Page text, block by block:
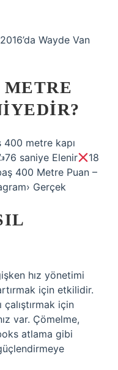
Wayde Van
400 metre kapı
76 saniye Elenir
18
400 Metre Puan –
Gerçek
hız yönetimi
için etkilidir.
çalıştırmak için
var. Çömelme,
atlama gibi